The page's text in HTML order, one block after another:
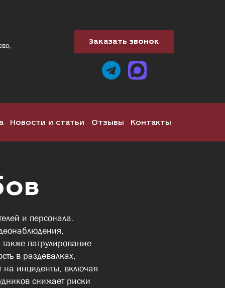
Заказать звонок
Новости и статьи Отзывы Контакты
и персонала.
патрулирование
в раздевалках,
на инциденты, включая
снижает риски